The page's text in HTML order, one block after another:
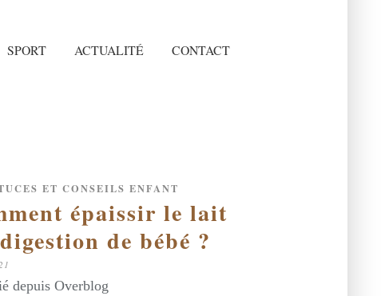
SPORT ACTUALITÉ CONTACT
ET CONSEILS ENFANT
épaissir le lait
de bébé ?
depuis Overblog